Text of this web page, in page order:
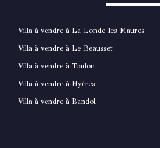
Villa à vendre à La Londe-les-Maures
Villa à vendre à Le Beausset
Villa à vendre à Toulon
Villa à vendre à Hyères
Villa à vendre à Bandol